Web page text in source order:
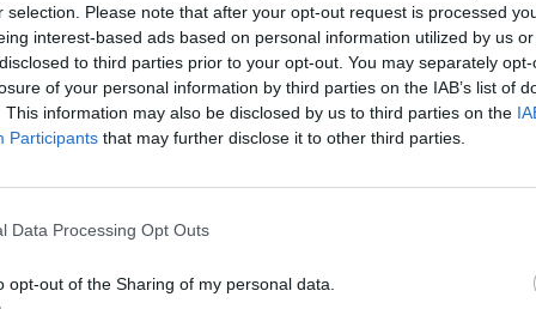
selection. Please note that after your opt-out request is processed
interest-based ads based on personal information utilized by us
to third parties prior to your opt-out. You may separately
of your personal information by third parties on the IAB’s list of
This information may also be disclosed by us to third parties on the
Participants that may further disclose it to other third parties.
Data Processing Opt Outs
opt-out of the Sharing of my personal data.
egyik legismertebb és legkedveltebb
földet béreltek,